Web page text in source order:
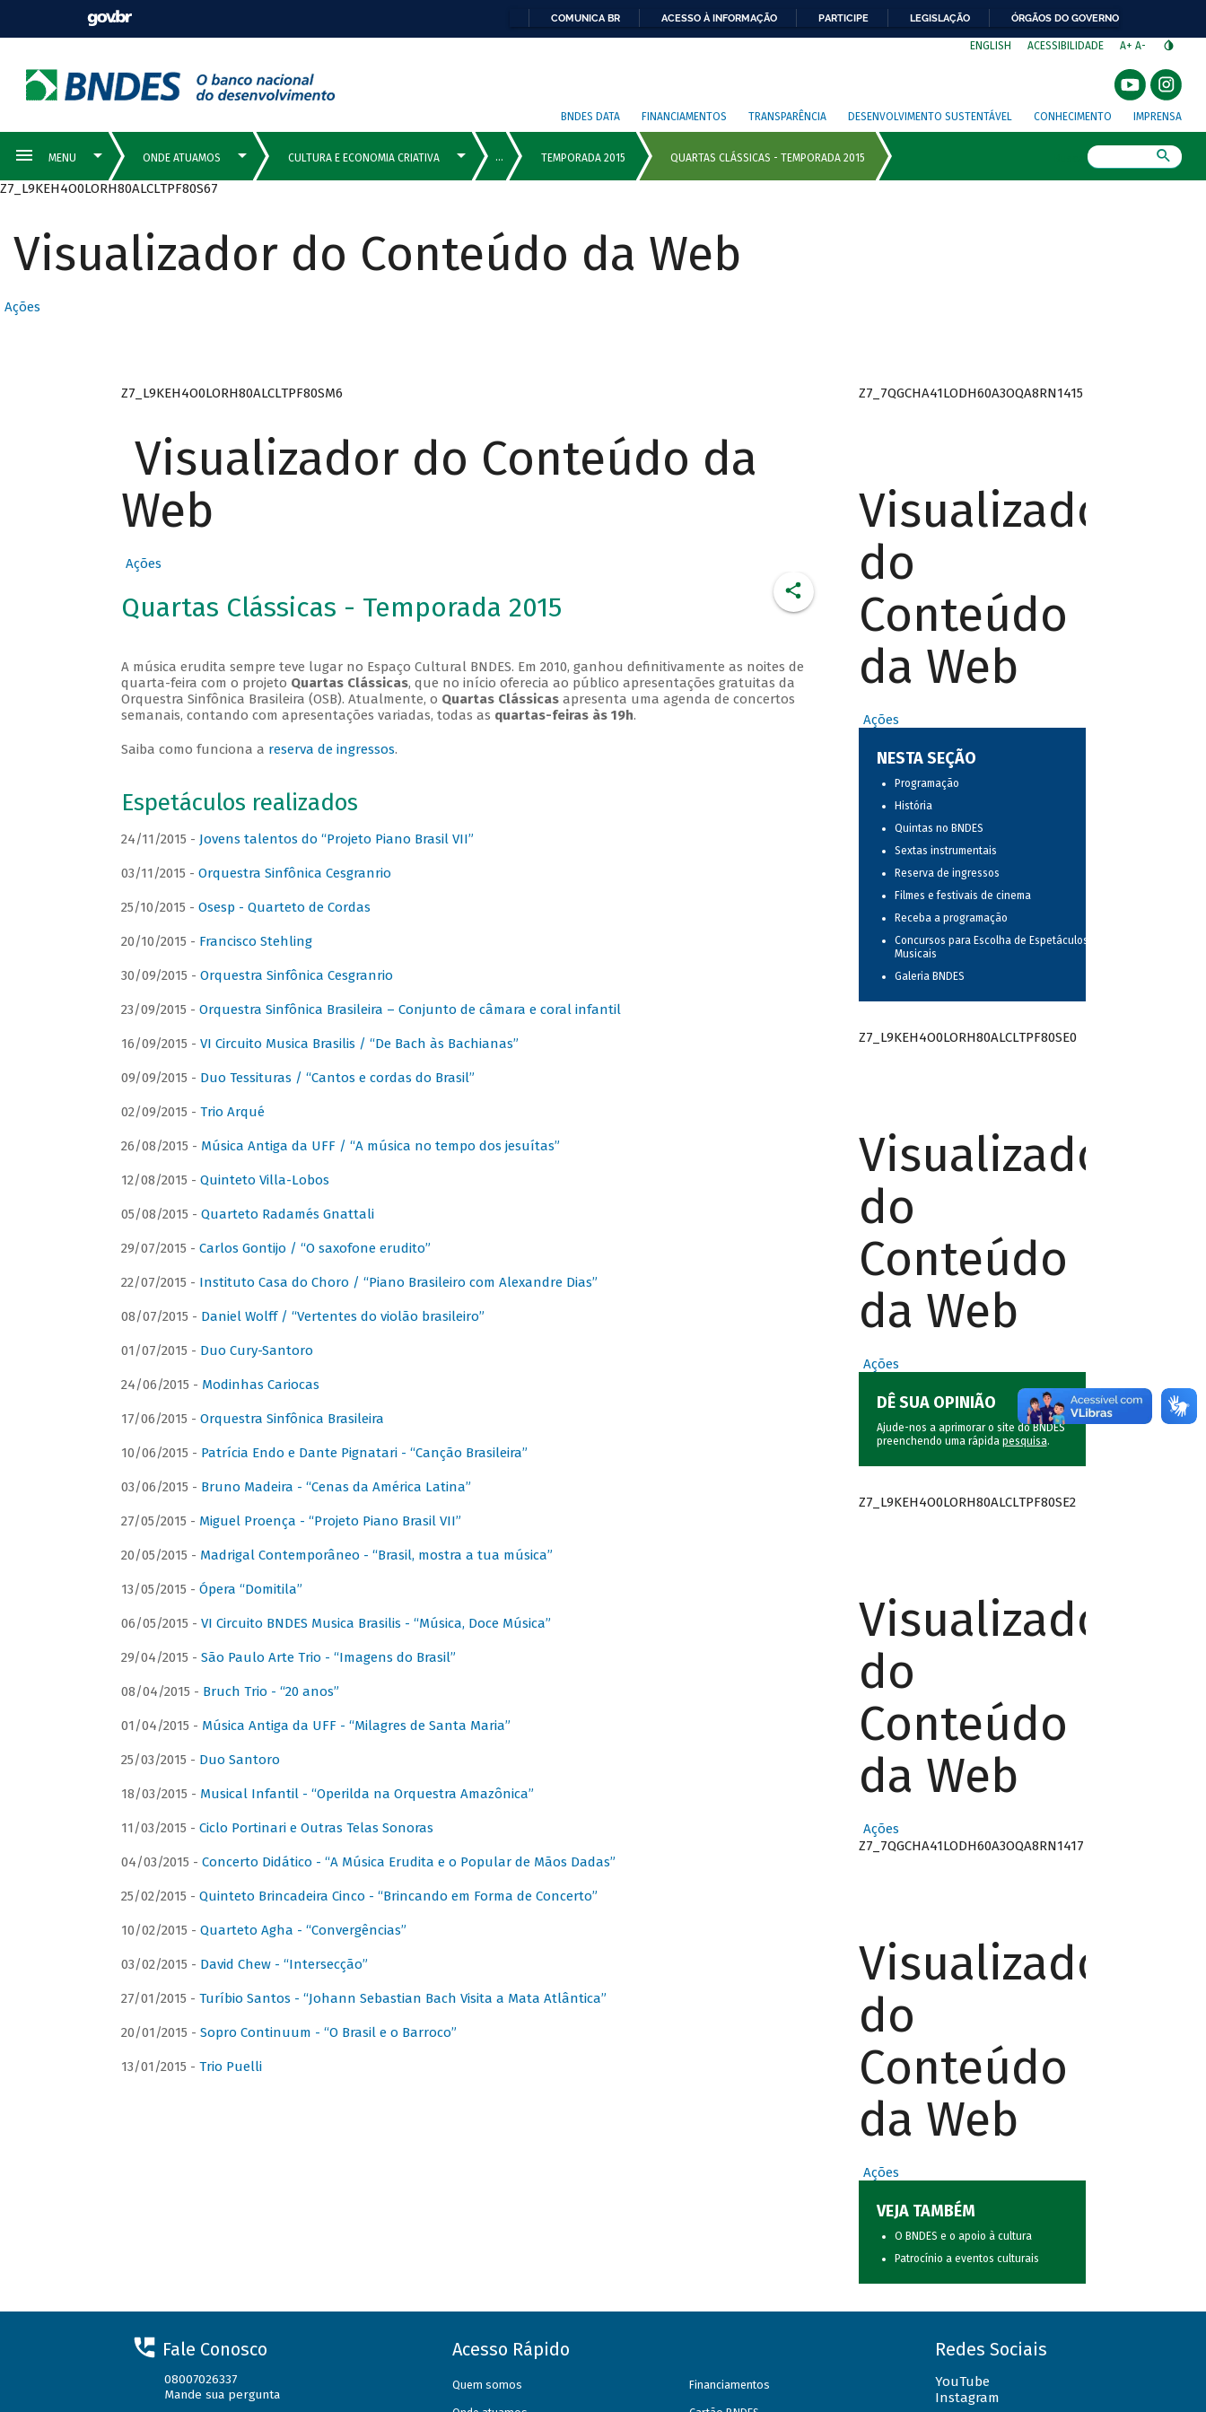
COMUNICA BR ACESSO À INFORMAÇÃO PARTICIPE LEGISLAÇÃO ÓRGÃOS DO GOVERNO
ENGLISH ACESSIBILIDADE A+ A-
BNDES DATA FINANCIAMENTOS TRANSPARÊNCIA DESENVOLVIMENTO SUSTENTÁVEL CONHECIMENTO IMPRENSA
Z7_L9KEH4O0LORH80ALCLTPF80S67
Visualizador do Conteúdo da Web
Ações
Z7_L9KEH4O0LORH80ALCLTPF80SM6
Visualizador do Conteúdo da
Web
Ações
Quartas Clássicas - Temporada 2015
A música erudita sempre teve lugar no Espaço Cultural BNDES. Em 2010, ganhou definitivamente as noites de
quarta-feira com o projeto Quartas Clássicas, que no início oferecia ao público apresentações gratuitas da
Orquestra Sinfônica Brasileira (OSB). Atualmente, o Quartas Clássicasapresenta uma agenda de concertos
semanais, contando com apresentações variadas, todas as quartas-feiras às 19h.
Saiba como funciona a reserva de ingressos.
Espetáculos realizados
24/11/2015 - Jovens talentos do “Projeto Piano Brasil VII”
03/11/2015 - Orquestra Sinfônica Cesgranrio
25/10/2015 - Osesp - Quarteto de Cordas
20/10/2015 - Francisco Stehling
30/09/2015 - Orquestra Sinfônica Cesgranrio
23/09/2015 - Orquestra Sinfônica Brasileira – Conjunto de câmara e coral infantil
16/09/2015 - VI Circuito Musica Brasilis / “De Bach às Bachianas”
09/09/2015 - Duo Tessituras / “Cantos e cordas do Brasil”
02/09/2015 - Trio Arqué
26/08/2015 - Música Antiga da UFF / “A música no tempo dos jesuítas”
12/08/2015 - Quinteto Villa-Lobos
05/08/2015 - Quarteto Radamés Gnattali
29/07/2015 - Carlos Gontijo / “O saxofone erudito”
22/07/2015 - Instituto Casa do Choro / “Piano Brasileiro com Alexandre Dias”
08/07/2015 - Daniel Wolff / “Vertentes do violão brasileiro”
01/07/2015 - Duo Cury-Santoro
24/06/2015 - Modinhas Cariocas
17/06/2015 - Orquestra Sinfônica Brasileira
10/06/2015 - Patrícia Endo e Dante Pignatari - “Canção Brasileira”
03/06/2015 - Bruno Madeira - “Cenas da América Latina”
27/05/2015 - Miguel Proença - “Projeto Piano Brasil VII”
20/05/2015 - Madrigal Contemporâneo - “Brasil, mostra a tua música”
13/05/2015 - Ópera “Domitila”
06/05/2015 - VI Circuito BNDES Musica Brasilis - “Música, Doce Música”
29/04/2015 - São Paulo Arte Trio - “Imagens do Brasil”
08/04/2015 - Bruch Trio - “20 anos”
01/04/2015 - Música Antiga da UFF - “Milagres de Santa Maria”
25/03/2015 - Duo Santoro
18/03/2015 - Musical Infantil - “Operilda na Orquestra Amazônica”
11/03/2015 - Ciclo Portinari e Outras Telas Sonoras
04/03/2015 - Concerto Didático - “A Música Erudita e o Popular de Mãos Dadas”
25/02/2015 - Quinteto Brincadeira Cinco - “Brincando em Forma de Concerto”
10/02/2015 - Quarteto Agha - “Convergências”
03/02/2015 - David Chew - “Intersecção”
27/01/2015 - Turíbio Santos - “Johann Sebastian Bach Visita a Mata Atlântica”
20/01/2015 - Sopro Continuum - “O Brasil e o Barroco”
13/01/2015 - Trio Puelli
Z7_7QGCHA41LODH60A3OQA8RN1415
Visualizador
do
Conteúdo
da Web
Ações
NESTA SEÇÃO
Programação
História
Quintas no BNDES
Sextas instrumentais
Reserva de ingressos
Filmes e festivais de cinema
Receba a programação
Concursos para Escolha de Espetáculos
Musicais
Galeria BNDES
Z7_L9KEH4O0LORH80ALCLTPF80SE0
Visualizador
do
Conteúdo
da Web
Ações
DÊ SUA OPINIÃO
Ajude-nos a aprimorar o site do BNDES
preenchendo uma rápida pesquisa.
Z7_L9KEH4O0LORH80ALCLTPF80SE2
Visualizador
do
Conteúdo
da Web
Ações
Z7_7QGCHA41LODH60A3OQA8RN1417
Visualizador
do
Conteúdo
da Web
Ações
VEJA TAMBÉM
O BNDES e o apoio à cultura
Patrocínio a eventos culturais
Fale Conosco
08007026337
Mande sua pergunta
Acesso Rápido
Quem somos Financiamentos
Redes Sociais
YouTube
Instagram